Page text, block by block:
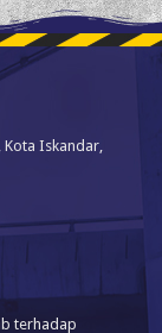
Kota Iskandar,
terhadap